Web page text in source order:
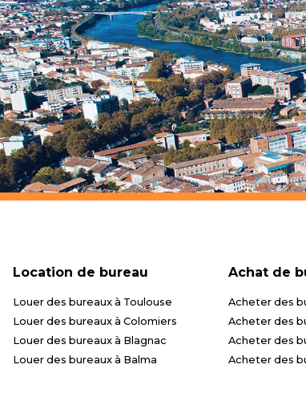
Location de bureau
Louer des bureaux à Toulouse
Louer des bureaux à Colomiers
Louer des bureaux à Blagnac
Louer des bureaux à Balma
Achat de
Acheter des
Acheter des
Acheter des
Acheter des